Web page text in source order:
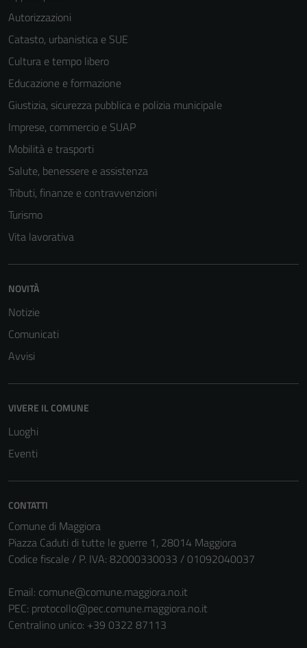
Autorizzazioni
Catasto, urbanistica e SUE
Cultura e tempo libero
Educazione e formazione
Giustizia, sicurezza pubblica e polizia municipale
Imprese, commercio e SUAP
Mobilità e trasporti
Salute, benessere e assistenza
Tributi, finanze e contravvenzioni
Turismo
Vita lavorativa
NOVITÀ
Notizie
Comunicati
Avvisi
VIVERE IL COMUNE
Luoghi
Eventi
CONTATTI
Comune di Maggiora
Piazza Caduti di tutte le guerre 1, 28014 Maggiora
Codice fiscale / P. IVA: 82000330033 / 01092040037
Email: comune@comune.maggiora.no.it
PEC: protocollo@pec.comune.maggiora.no.it
Centralino unico: +39 0322 87113